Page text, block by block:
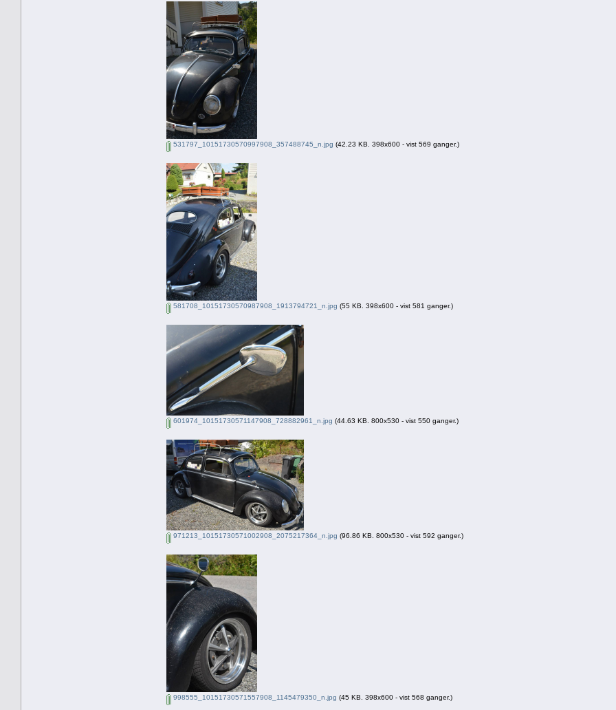
531797_10151730570997908_357488745_n.jpg (42.23 KB. 398x600 - vist 569 ganger.)
581708_10151730570987908_1913794721_n.jpg (55 KB. 398x600 - vist 581 ganger.)
601974_10151730571147908_728882961_n.jpg (44.63 KB. 800x530 - vist 550 ganger.)
971213_10151730571002908_2075217364_n.jpg (96.86 KB. 800x530 - vist 592 ganger.)
998555_10151730571557908_1145479350_n.jpg (45 KB. 398x600 - vist 568 ganger.)